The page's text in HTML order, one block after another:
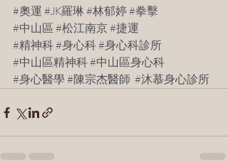
#奧運#JK羅琳#林郁婷#拳擊
#中山區#松江南京#捷運
#精神科#身心科#身心科診所
#中山區精神科#中山區身心科
#身心醫學#陳宗杰醫師 #沐慕身心診所